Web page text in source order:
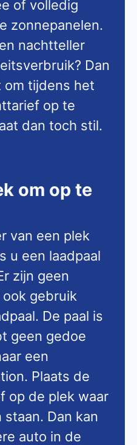
of volledig
zonnepanelen.
nachtteller
Dan
om tijdens het
op te
dan toch stil.
om op te
van een plek
u een laadpaal
zijn geen
ook gebruik
De paal is
geen gedoe
een
Plaats de
op de plek waar
Dan kan
auto in de